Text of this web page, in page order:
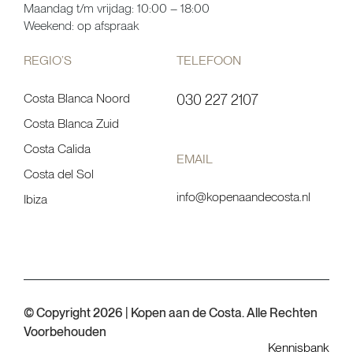
Maandag t/m vrijdag: 10:00 – 18:00
Weekend: op afspraak
REGIO’S
Costa Blanca Noord
Costa Blanca Zuid
Costa Calida
Costa del Sol
Ibiza
TELEFOON
030 227 2107
EMAIL
info@kopenaandecosta.nl
© Copyright 2026 | Kopen aan de Costa. Alle Rechten
Voorbehouden
Kennisbank